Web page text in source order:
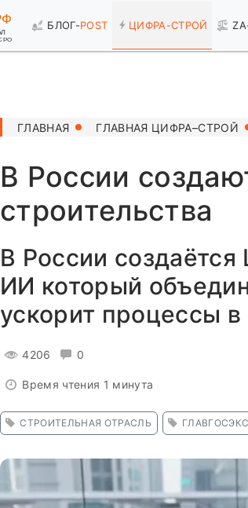
БЛОГ-POST ЦИФРА-СТРОЙ
ГЛАВНАЯ ГЛАВНАЯ ЦИФРА–СТРОЙ
В России
строительства
В России
ИИ который
ускорит процессы
4206 0
Время чтения 1 минута
СТРОИТЕЛЬНАЯ ОТРАСЛЬ